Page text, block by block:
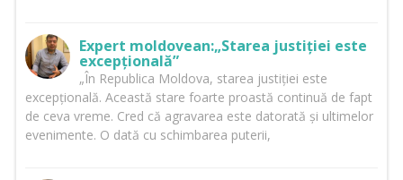
Expert moldovean:„Starea justiției este
excepțională”
„În Republica Moldova, starea justiției este
excepțională. Această stare foarte proastă continuă de fapt
de ceva vreme. Cred că agravarea este datorată și ultimelor
evenimente. O dată cu schimbarea puterii,